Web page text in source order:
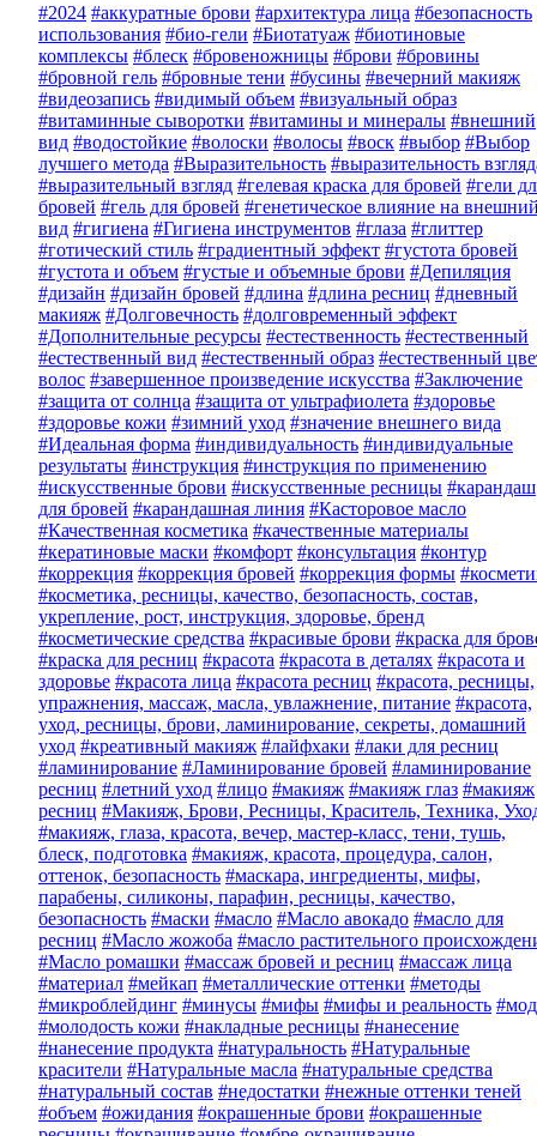
#2024 #аккуратные брови #архитектура лица #безопасность
использования #био-гели #Биотатуаж #биотиновые
комплексы #блеск #бровеножницы #брови #бровины
#бровной гель #бровные тени #бусины #вечерний макияж
#видеозапись #видимый объем #визуальный образ
#витаминные сыворотки #витамины и минералы #внешний
вид #водостойкие #волоски #волосы #воск #выбор #Выбор
лучшего метода #Выразительность #выразительность
#выразительный взгляд #гелевая краска для бровей #гели
бровей #гель для бровей #генетическое влияние на
вид #гигиена #Гигиена инструментов #глаза #глиттер
#готический стиль #градиентный эффект #густота бровей
#густота и объем #густые и объемные брови #Депиляция
#дизайн #дизайн бровей #длина #длина ресниц #дневный
макияж #Долговечность #долговременный эффект
#Дополнительные ресурсы #естественность #естественный
#естественный вид #естественный образ #естественный
волос #завершенное произведение искусства #Заключение
#защита от солнца #защита от ультрафиолета #здоровье
#здоровье кожи #зимний уход #значение внешнего вида
#Идеальная форма #индивидуальность #индивидуальные
результаты #инструкция #инструкция по применению
#искусственные брови #искусственные ресницы #карандаш
для бровей #карандашная линия #Касторовое масло
#Качественная косметика #качественные материалы
#кератиновые маски #комфорт #консультация #контур
#коррекция #коррекция бровей #коррекция формы
#косметика, ресницы, качество, безопасность, состав,
укрепление, рост, инструкция, здоровье, бренд
#косметические средства #красивые брови #краска для
#краска для ресниц #красота #красота в деталях #красота и
здоровье #красота лица #красота ресниц #красота, ресницы,
упражнения, массаж, масла, увлажнение, питание #красота,
уход, ресницы, брови, ламинирование, секреты, домашний
уход #креативный макияж #лайфхаки #лаки для ресниц
#ламинирование #Ламинирование бровей #ламинирование
ресниц #летний уход #лицо #макияж #макияж глаз #макияж
ресниц #Макияж, Брови, Ресницы, Краситель, Техника,
#макияж, глаза, красота, вечер, мастер-класс, тени, тушь,
блеск, подготовка #макияж, красота, процедура, салон,
оттенок, безопасность #маскара, ингредиенты, мифы,
парабены, силиконы, парафин, ресницы, качество,
безопасность #маски #масло #Масло авокадо #масло для
ресниц #Масло жожоба #масло растительного
#Масло ромашки #массаж бровей и ресниц #массаж лица
#материал #мейкап #металлические оттенки #методы
#микроблейдинг #минусы #мифы #мифы и реальность
#молодость кожи #накладные ресницы #нанесение
#нанесение продукта #натуральность #Натуральные
красители #Натуральные масла #натуральные средства
#натуральный состав #недостатки #нежные оттенки теней
#объем #ожидания #окрашенные брови #окрашенные